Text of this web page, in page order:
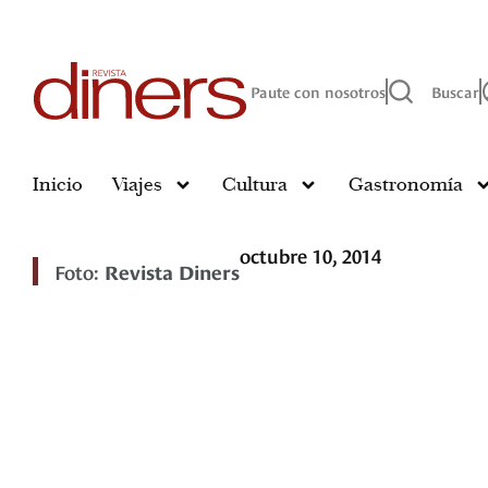
Paute con nosotros Buscar
Inicio Viajes Cultura Gastronomía
Foto: Revista Diners
octubre 10, 2014